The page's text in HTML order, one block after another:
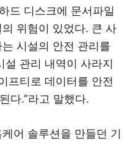
드 디스크에 문서파일
위험이 있었다. 큰 사
시설의 안전 관리를
설 관리 내역이 사라지
프티로 데이터를 안전
다.”라고 말했다.
어 솔루션을 만들던 기